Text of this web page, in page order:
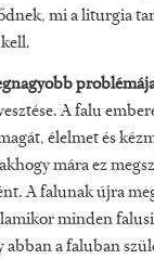
mi a liturgia
A falu
élelmet és
mára ez
A falunak újra
minden
abban a faluban